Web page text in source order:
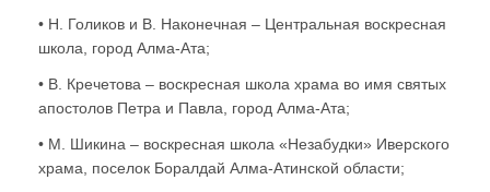
• Н. Голиков и В. Наконечная – Центральная воскресная
школа, город Алма-Ата;
• В. Кречетова – воскресная школа храма во имя святых
апостолов Петра и Павла, город Алма-Ата;
• М. Шикина – воскресная школа «Незабудки» Иверского
храма, поселок Боралдай Алма-Атинской области;